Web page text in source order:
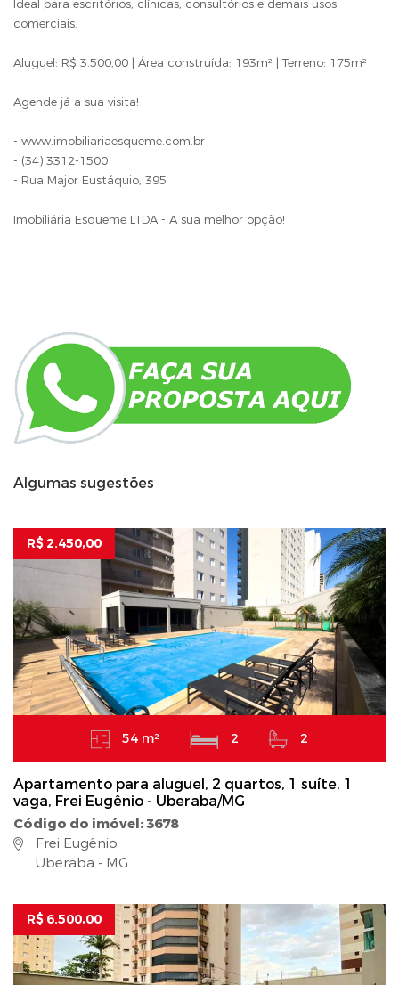
Ideal para escritórios, clínicas, consultórios e demais usos
comerciais.
Aluguel: R$ 3.500,00 | Área construída: 193m² | Terreno: 175m²
Agende já a sua visita!
- www.imobiliariaesqueme.com.br
- (34) 3312-1500
- Rua Major Eustáquio, 395
Imobiliária Esqueme LTDA - A sua melhor opção!
Algumas sugestões
R$ 2.450,00
54 m² 2 2
Apartamento para aluguel, 2 quartos, 1 suíte, 1
vaga, Frei Eugênio - Uberaba/MG
Código do imóvel: 3678
Frei Eugênio
Uberaba - MG
R$ 6.500,00